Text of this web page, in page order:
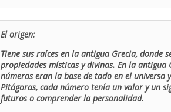
El origen:
Tiene sus raíces en la antigua Grecia, donde
propiedades místicas y divinas. En la
números eran la base de todo en el
Pitágoras, cada número tenía un valor y un
futuros o comprender la personalidad.